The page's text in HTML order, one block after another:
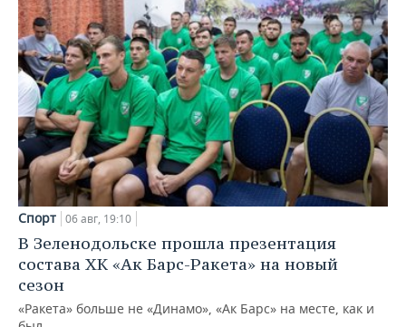
Спорт 06 авг, 19:10
В Зеленодольске прошла презентация
состава ХК «Ак Барс-Ракета» на новый
сезон
«Ракета» больше не «Динамо», «Ак Барс» на месте, как и